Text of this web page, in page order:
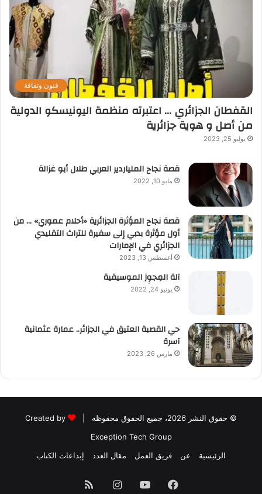
فنون وثقافة
القفطان الجزائري … اعتبرته منظمة اليونيسكو الدولية
من أصل و هوية جزائرية
يوليو 25, 2023
قصة نجاح الملياردير العربي طلال أبو غزالة
مايو 10, 2022
قصة نجاح المؤثرة الجزائرية «أحلام عموري» … من
أول مؤثرة بدبي إلى سفيرة للتراث التقليدي
الجزائري في الإمارات
أغسطس 13, 2023
آلة المِجوِز الموسيقية‎‎
يونيو 24, 2022
حي القصبة العتيق في الجزائر.. عمارة عثمانية
آسرة
مارس 26, 2023
© حقوق النشر 2026، جميع الحقوق محفوظة |
Created by
Exception Tech Group
الرئيسية
عن فريق العمل مقال العدد إبداعات الكتاب
فيسبوك يوتيوب انستقرام